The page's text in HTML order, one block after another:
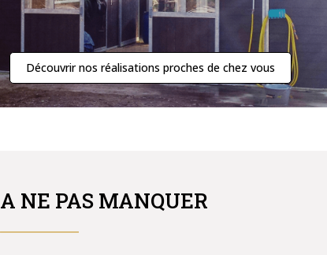
Découvrir nos réalisations proches de chez vous
A NE PAS MANQUER